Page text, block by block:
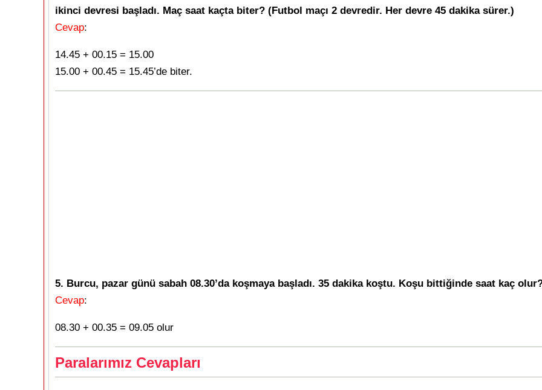
ikinci devresi başladı. Maç saat kaçta biter? (Futbol maçı 2 devredir. Her devre 45 dakika sürer.)
Cevap:
14.45 + 00.15 = 15.00
15.00 + 00.45 = 15.45’de biter.
5. Burcu, pazar günü sabah 08.30’da koşmaya başladı. 35 dakika koştu. Koşu bittiğinde saat kaç
Cevap:
08.30 + 00.35 = 09.05 olur
Paralarımız Cevapları